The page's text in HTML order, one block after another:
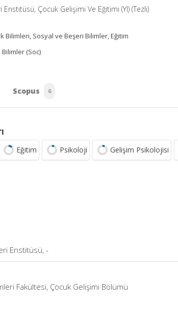
Çocuk Gelişimi Ve Eğitimi (Yl) (Tezli)
Bilimleri, Sosyal ve Beşeri Bilimler, Eğitim
(Soc)
Scopus 6
Eğitim Psikoloji Gelişim Psikolojisi
Enstitüsü, -
Fakültesi, Çocuk Gelişimi Bölümü